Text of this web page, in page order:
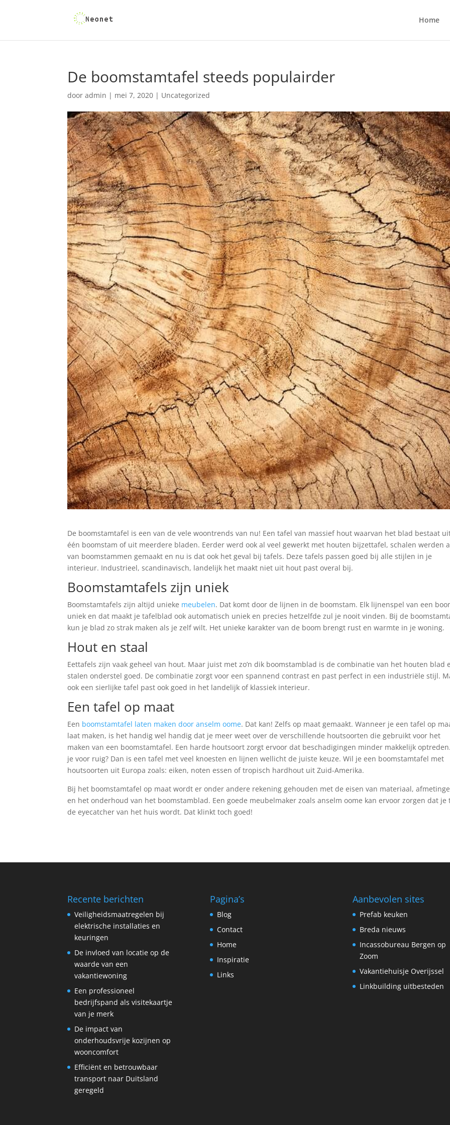
Home
De boomstamtafel steeds populairder
dooradmin | mei 7, 2020 | Uncategorized
De boomstamtafel is een van de vele woontrends van nu! Een tafel van massief hout waarvan het blad bestaat
één boomstam of uit meerdere bladen. Eerder werd ook al veel gewerkt met houten bijzettafel, schalen werden
van boomstammen gemaakt en nu is dat ook het geval bij tafels. Deze tafels passen goed bij alle stijlen in je
interieur. Industrieel, scandinavisch, landelijk het maakt niet uit hout past overal bij.
Boomstamtafels zijn uniek
Boomstamtafels zijn altijd unieke meubelen. Dat komt door de lijnen in de boomstam. Elk lijnenspel van een
uniek en dat maakt je tafelblad ook automatisch uniek en precies hetzelfde zul je nooit vinden. Bij de
kun je blad zo strak maken als je zelf wilt. Het unieke karakter van de boom brengt rust en warmte in je woning.
Hout en staal
Eettafels zijn vaak geheel van hout. Maar juist met zo’n dik boomstamblad is de combinatie van het houten blad
stalen onderstel goed. De combinatie zorgt voor een spannend contrast en past perfect in een industriële stijl.
ook een sierlijke tafel past ook goed in het landelijk of klassiek interieur.
Een tafel op maat
Een boomstamtafel laten maken door anselm oome. Dat kan! Zelfs op maat gemaakt. Wanneer je een tafel op
laat maken, is het handig wel handig dat je meer weet over de verschillende houtsoorten die gebruikt voor het
maken van een boomstamtafel. Een harde houtsoort zorgt ervoor dat beschadigingen minder makkelijk
je voor ruig? Dan is een tafel met veel knoesten en lijnen wellicht de juiste keuze. Wil je een boomstamtafel met
houtsoorten uit Europa zoals: eiken, noten essen of tropisch hardhout uit Zuid-Amerika.
Bij het boomstamtafel op maat wordt er onder andere rekening gehouden met de eisen van materiaal,
en het onderhoud van het boomstamblad. Een goede meubelmaker zoals anselm oome kan ervoor zorgen dat je
de eyecatcher van het huis wordt. Dat klinkt toch goed!
Recente berichten
Veiligheidsmaatregelen bij
elektrische installaties en
keuringen
De invloed van locatie op de
waarde van een
vakantiewoning
Een professioneel
bedrijfspand als visitekaartje
van je merk
De impact van
onderhoudsvrije kozijnen op
wooncomfort
Efficiënt en betrouwbaar
transport naar Duitsland
geregeld
Pagina’s
Blog
Contact
Home
Inspiratie
Links
Aanbevolen sites
Prefab keuken
Breda nieuws
Incassobureau Bergen op
Zoom
Vakantiehuisje Overijssel
Linkbuilding uitbesteden